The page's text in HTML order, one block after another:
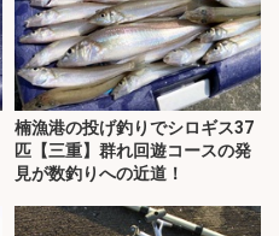
楠漁港の投げ釣りでシロギス37
匹【三重】群れ回遊コースの発
見が数釣りへの近道！